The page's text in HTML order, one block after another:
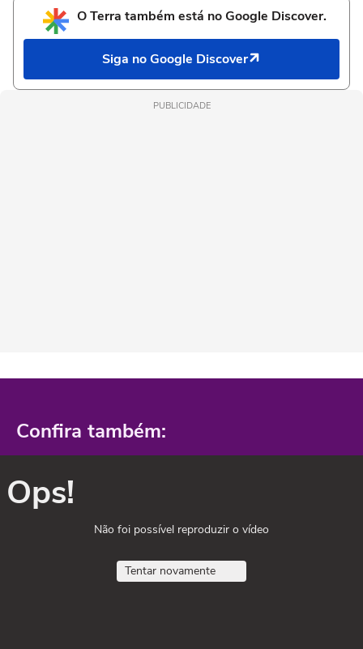
O Terra também está no Google Discover.
Siga no Google Discover
PUBLICIDADE
Confira também:
Ops!
Não foi possível reproduzir o vídeo
Tentar novamente